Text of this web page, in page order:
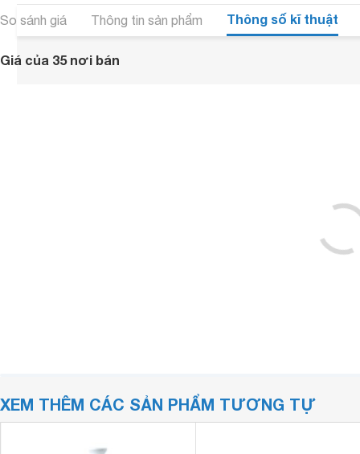
So sánh giá Thông tin sản phẩm Thông số kĩ thuật
Giá của 35 nơi bán
XEM THÊM CÁC SẢN PHẨM TƯƠNG TỰ